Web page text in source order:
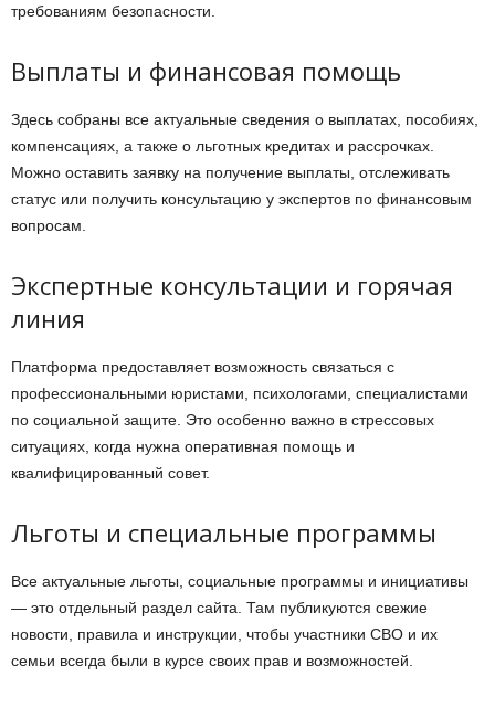
требованиям безопасности.
Выплаты и финансовая помощь
Здесь собраны все актуальные сведения о выплатах, пособиях,
компенсациях, а также о льготных кредитах и рассрочках.
Можно оставить заявку на получение выплаты, отслеживать
статус или получить консультацию у экспертов по финансовым
вопросам.
Экспертные консультации и горячая
линия
Платформа предоставляет возможность связаться с
профессиональными юристами, психологами, специалистами
по социальной защите. Это особенно важно в стрессовых
ситуациях, когда нужна оперативная помощь и
квалифицированный совет.
Льготы и специальные программы
Все актуальные льготы, социальные программы и инициативы
— это отдельный раздел сайта. Там публикуются свежие
новости, правила и инструкции, чтобы участники СВО и их
семьи всегда были в курсе своих прав и возможностей.